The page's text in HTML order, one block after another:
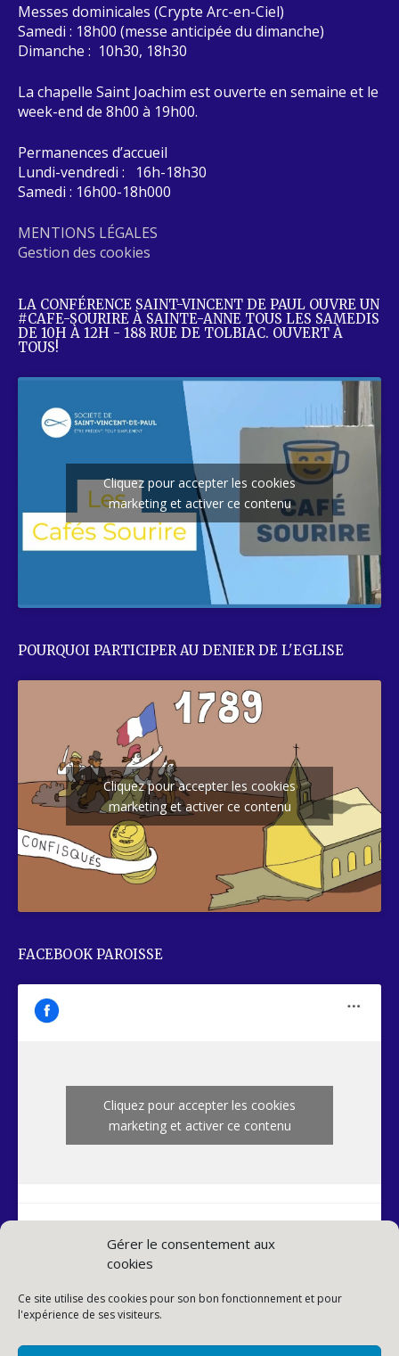
Gérer le consentement aux
cookies
Ce site utilise des cookies pour son bon fonctionnement et pour
l'expérience de ses visiteurs.
Messes dominicales (Crypte Arc-en-Ciel)
Samedi : 18h00 (messe anticipée du dimanche)
Dimanche : 10h30, 18h30
La chapelle Saint Joachim est ouverte en semaine et le
week-end de 8h00 à 19h00.
Permanences d’accueil
Lundi-vendredi : 16h-18h30
Samedi : 16h00-18h000
MENTIONS LÉGALES
Gestion des cookies
LA CONFÉRENCE SAINT-VINCENT DE PAUL OUVRE UN
#CAFE-SOURIRE À SAINTE-ANNE TOUS LES SAMEDIS
DE 10H À 12H - 188 RUE DE TOLBIAC. OUVERT À
TOUS!
Cliquez pour accepter les cookies
marketing et activer ce contenu
POURQUOI PARTICIPER AU DENIER DE L'EGLISE
Cliquez pour accepter les cookies
marketing et activer ce contenu
FACEBOOK PAROISSE
Cliquez pour accepter les cookies
marketing et activer ce contenu